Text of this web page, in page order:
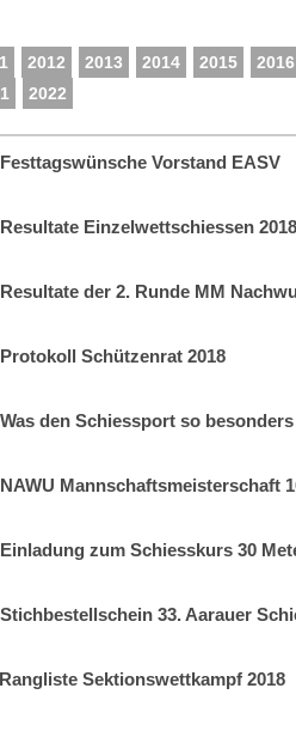
2012 2013 2014 2015
2016
2022
Festtagswünsche Vorstand EASV
Resultate Einzelwettschiessen
Resultate der 2. Runde MM
Protokoll Schützenrat 2018
Was den Schiessport so
NAWU Mannschaftsmeisterschaft
Einladung zum Schiesskurs 30
Stichbestellschein 33. Aarauer
Rangliste Sektionswettkampf 2018